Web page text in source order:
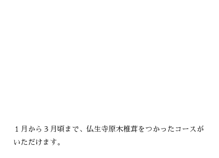
１月から３月頃まで、仏生寺原木椎茸をつかったコースが
いただけます。